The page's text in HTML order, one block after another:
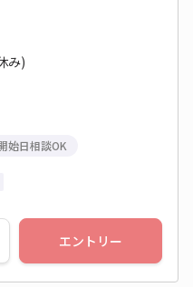
み)
始日相談OK
エントリー